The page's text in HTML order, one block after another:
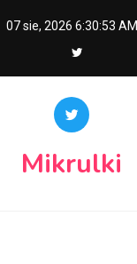
07 sie, 2026 6:30:54 AM
Mikrulki